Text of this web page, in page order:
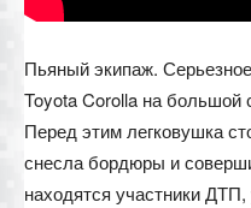
Пьяный экипаж.
Toyota Corolla на большой
Перед этим легковушка
снесла бордюры и
находятся участники